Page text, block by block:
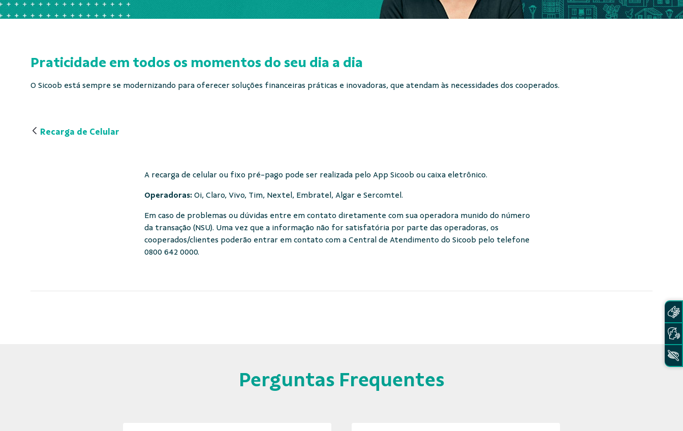
Praticidade em todos os momentos do seu dia a dia
O Sicoob está sempre se modernizando para oferecer soluções financeiras práticas e inovadoras, que atendam às necessidades dos cooperados.
Recarga de Celular
A recarga de celular ou fixo pré-pago pode ser realizada pelo App Sicoob ou caixa eletrônico.
Operadoras: Oi, Claro, Vivo, Tim, Nextel, Embratel, Algar e Sercomtel.
Em caso de problemas ou dúvidas entre em contato diretamente com sua operadora munido do número
da transação (NSU). Uma vez que a informação não for satisfatória por parte das operadoras, os
cooperados/clientes poderão entrar em contato com a Central de Atendimento do Sicoob pelo telefone
0800 642 0000.
Perguntas Frequentes